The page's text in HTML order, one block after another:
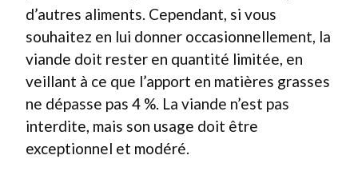
d’autres aliments. Cependant, si vous
souhaitez en lui donner occasionnellement, la
viande doit rester en quantité limitée, en
veillant à ce que l’apport en matières grasses
ne dépasse pas 4 %. La viande n’est pas
interdite, mais son usage doit être
exceptionnel et modéré.